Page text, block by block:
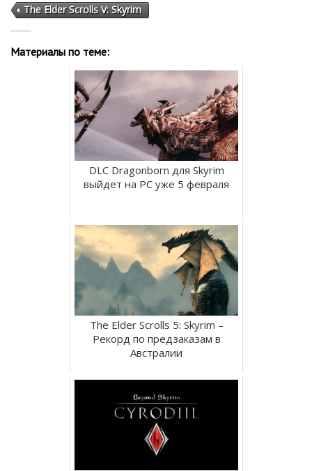
The Elder Scrolls V: Skyrim
Материалы по теме:
DLC Dragonborn для Skyrim
выйдет на PC уже 5 февраля
The Elder Scrolls 5: Skyrim –
Рекорд по предзаказам в
Австралии